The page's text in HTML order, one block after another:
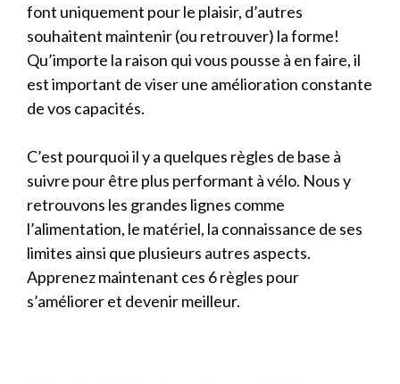
font uniquement pour le plaisir, d’autres
souhaitent maintenir (ou retrouver) la forme!
Qu’importe la raison qui vous pousse à en faire, il
est important de viser une amélioration constante
de vos capacités.
C’est pourquoi il y a quelques règles de base à
suivre pour être plus performant à vélo. Nous y
retrouvons les grandes lignes comme
l’alimentation, le matériel, la connaissance de ses
limites ainsi que plusieurs autres aspects.
Apprenez maintenant ces 6 règles pour
s’améliorer et devenir meilleur.